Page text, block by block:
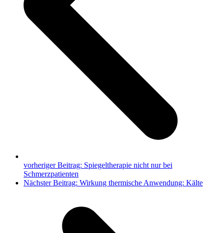
vorheriger Beitrag: Spiegeltherapie nicht nur bei
Schmerzpatienten
Nächster Beitrag: Wirkung thermische Anwendung: Kälte